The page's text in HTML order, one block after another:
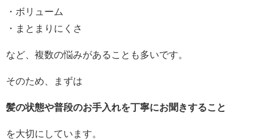
・ボリューム
・まとまりにくさ
など、複数の悩みがあることも多いです。
そのため、まずは
髪の状態や普段のお手入れを丁寧にお聞きすること
を大切にしています。